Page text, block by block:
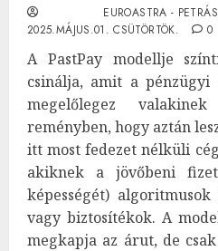
EUROASTRA -
2025.MÁJUS.01. CSÜTÖRTÖK.
0
A PastPay modellje
csinálja, amit a
megelőlegez
reményben, hogy aztán
itt most fedezet nélküli
akiknek a jövőbeni
képességét)
vagy biztosítékok. A
megkapja az árut, de